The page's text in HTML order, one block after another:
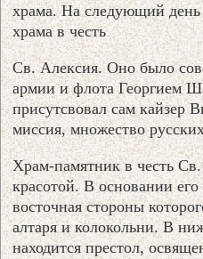
храма. На следующий день
храма в честь
Св. Алексия. Оно было
армии и флота Георгием
присутсвовал сам кайзер
миссия, множество
Храм-памятник в честь
красотой. В основании
восточная стороны
алтаря и колокольни. В
находится престол,